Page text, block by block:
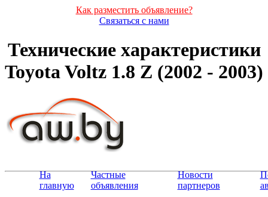
Как разместить объявление?
Связаться с нами
Технические характеристики
Toyota Voltz 1.8 Z (2002 - 2003)
На
главную
Частные
объявления
Новости
партнеров